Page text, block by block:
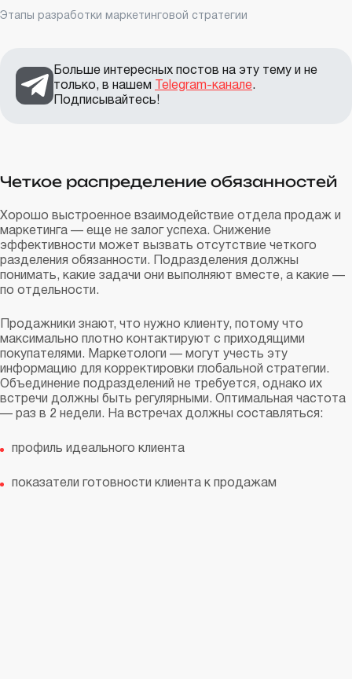
Этапы разработки маркетинговой стратегии
Больше интересных постов на эту тему и не
только, в нашем
Telegram-канале.
Подписывайтесь!
Четкое распределение обязанностей
Хорошо выстроенное взаимодействие отдела продаж и
маркетинга — еще не залог успеха. Снижение
эффективности может вызвать отсутствие четкого
разделения обязанности. Подразделения должны
понимать, какие задачи они выполняют вместе, а какие —
по отдельности.
Продажники знают, что нужно клиенту, потому что
максимально плотно контактируют с приходящими
покупателями. Маркетологи — могут учесть эту
информацию для корректировки глобальной стратегии.
Объединение подразделений не требуется, однако их
встречи должны быть регулярными. Оптимальная частота
— раз в 2 недели. На встречах должны составляться:
профиль идеального клиента
показатели готовности клиента к продажам